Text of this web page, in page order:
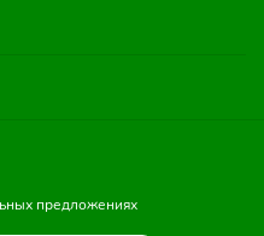
предложениях